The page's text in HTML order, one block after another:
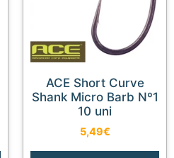
ACE Short Curve
Shank Micro Barb Nº1
10 uni
5,49€